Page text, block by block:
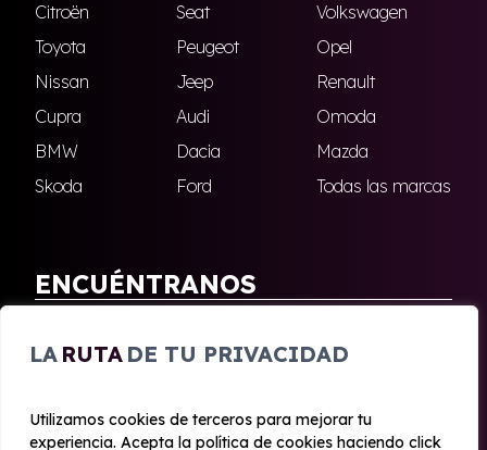
LA RUTA DE TU PRIVACIDAD
Utilizamos cookies de terceros para mejorar tu
experiencia. Acepta la política de cookies haciendo click
Citroën
Seat
Volkswagen
Toyota
Peugeot
Opel
Nissan
Jeep
Renault
Cupra
Audi
Omoda
BMW
Dacia
Mazda
Skoda
Ford Todas las marcas
ENCUÉNTRANOS
Marbella
Nerja